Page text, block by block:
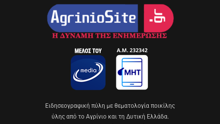
Eιδησεογραφική πύλη με θεματολογία ποικίλης
ύλης από το Αγρίνιο και τη Δυτική Ελλάδα.